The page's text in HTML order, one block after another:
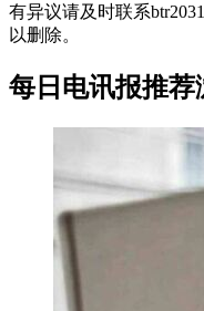
有异议请及时联系
以删除。
每日电讯报推荐